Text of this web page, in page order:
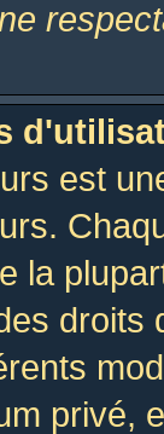
est
la
privé,